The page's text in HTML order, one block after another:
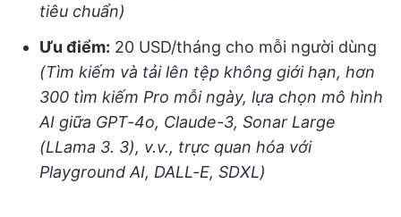
tiêu chuẩn)
Ưu điểm: 20 USD/tháng cho mỗi người dùng
(Tìm kiếm và tải lên tệp không giới hạn, hơn
300 tìm kiếm Pro mỗi ngày, lựa chọn mô hình
AI giữa GPT-4o, Claude-3, Sonar Large
(LLama 3. 3), v.v., trực quan hóa với
Playground AI, DALL-E, SDXL)